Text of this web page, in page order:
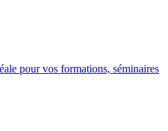
pour vos formations, séminaires